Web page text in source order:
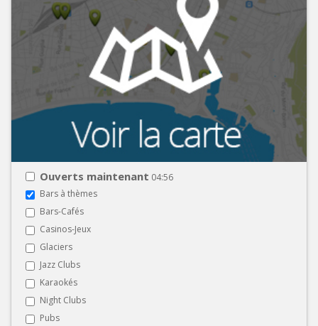
Ouverts maintenant 04:56
Bars à thèmes
Bars-Cafés
Casinos-Jeux
Glaciers
Jazz Clubs
Karaokés
Night Clubs
Pubs